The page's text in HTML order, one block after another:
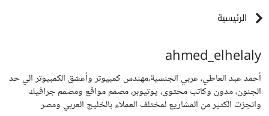
الرئيسية
ahmed_elhelaly
أحمد عبد العاطي، عربي الجنسية،مهندس كمبيوتر وأعشق الكمبيوتر الي حد
الجنون، مدون وكاتب محتوى، يوتيوبر، مصمم مواقع ومصمم جرافيك
وانجزت الكثير من المشاريع لمختلف العملاء بالخليج العربي ومصر